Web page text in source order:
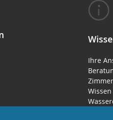
Ihre
Wissen